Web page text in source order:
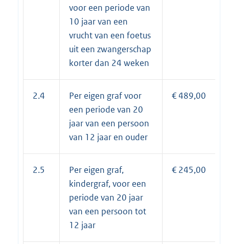
voor een periode van
10 jaar van een
vrucht van een foetus
uit een zwangerschap
korter dan 24 weken
2.4
Per eigen graf voor
een periode van 20
jaar van een persoon
van 12 jaar en ouder
€ 489,00
2.5
Per eigen graf,
kindergraf, voor een
periode van 20 jaar
van een persoon tot
12 jaar
€ 245,00